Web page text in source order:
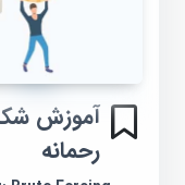
آموزش
رحمانه